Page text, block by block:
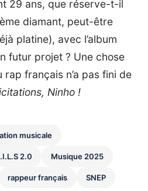
29 ans, que réserve-t-il
diamant, peut-être
platine), avec l’album
futur projet ? Une chose
français n’a pas fini de
Ninho !
musicale
2.0 Musique 2025
rappeur français SNEP